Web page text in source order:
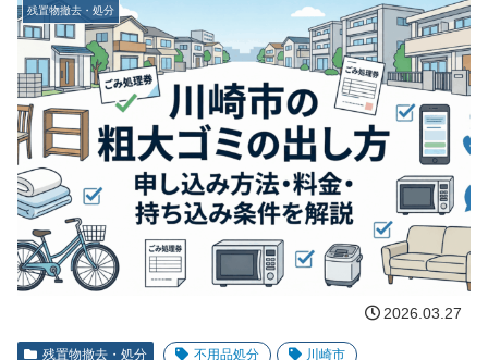
残置物撤去・処分
2026.03.27
残置物撤去・処分 不用品処分
川崎市